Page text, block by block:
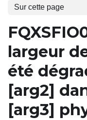
Sur cette page
largeur
été
[arg2]
[arg3]